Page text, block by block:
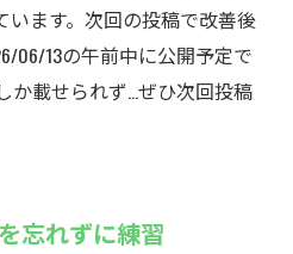
ます。次回の投稿で改善後
06/13の午前中に公開予定で
か載せられず…ぜひ次回投稿
忘れずに練習